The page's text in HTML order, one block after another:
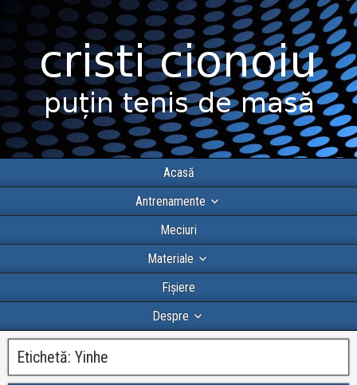
Acasă
Antrenamente
Meciuri
Materiale
Fișiere
Despre
Etichetă: Yinhe